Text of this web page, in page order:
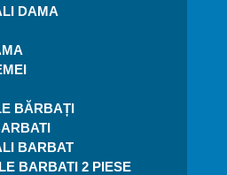
DAMA
BĂRBAȚI
BARBAT
BARBATI 2 PIESE